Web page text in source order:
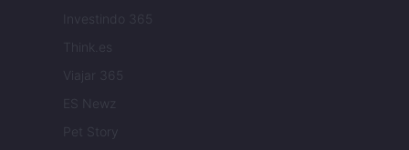
Investindo 365
Think.es
Viajar 365
ES Newz
Pet Story